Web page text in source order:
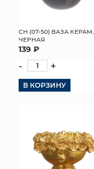
СН (07-50) ВАЗА КЕРАМ.
ЧЕРНАЯ
139 ₽
- +
В КОРЗИНУ